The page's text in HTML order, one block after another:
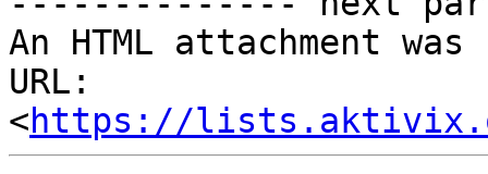
An HTML attachment
URL:
<https://